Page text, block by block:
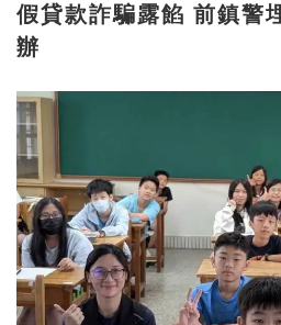
假貸款詐騙露餡 前鎮警埋伏逮捕收水手送
辦